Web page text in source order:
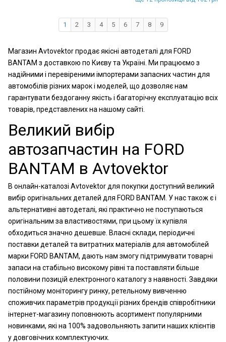
1 2 3 4 5 6 7 8 9
Магазин Avtovektor продає якісні автодеталі для FORD
BANTAM з доставкою по Києву та Україні. Ми працюємо з
надійними і перевіреними імпортерами запасних частин для
автомобілів різних марок і моделей, що дозволяє нам
гарантувати бездоганну якість і багаторічну експлуатацію всіх
товарів, представлених на нашому сайті.
Великий вибір
автозапчастин на FORD
BANTAM в Avtovektor
В онлайн-каталозі Avtovektor для покупки доступний великий
вибір оригінальних деталей для FORD BANTAM. У нас також є і
альтернативні автодеталі, які практично не поступаються
оригінальним за властивостями, при цьому їх купівля
обходиться значно дешевше. Власні склади, періодичні
поставки деталей та витратних матеріалів для автомобілей
марки FORD BANTAM, дають нам змогу підтримувати товарні
запаси на стабільно високому рівні та поставляти більше
половини позицій електронного каталогу з наявності. Завдяки
постійному моніторингу ринку, ретельному вивченню
споживчих параметрів продукції різних брендів співробітники
інтернет-магазину поповнюють асортимент популярними
новинками, які на 100% задовольняють запити наших клієнтів
у довговічних комплектуючих.